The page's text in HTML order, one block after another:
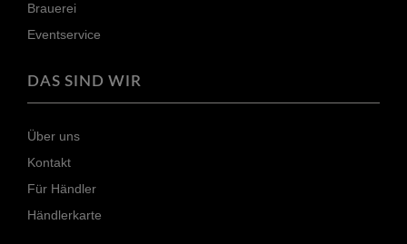
Brauerei
Eventservice
DAS SIND WIR
Über uns
Kontakt
Für Händler
Händlerkarte